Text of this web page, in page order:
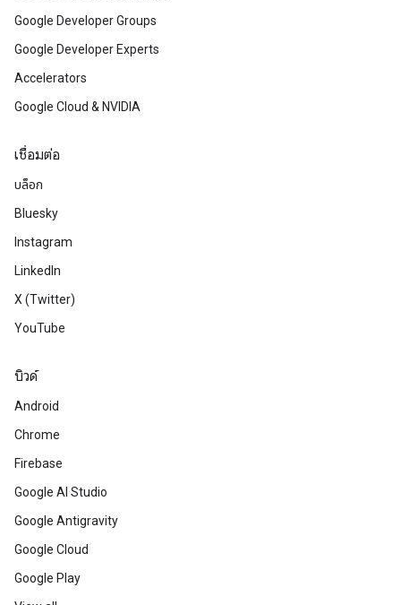
Google Developer Groups
Google Developer Experts
Accelerators
Google Cloud & NVIDIA
เชื่อมต่อ
บล็อก
Bluesky
Instagram
LinkedIn
X (Twitter)
YouTube
บิวด์
Android
Chrome
Firebase
Google AI Studio
Google Antigravity
Google Cloud
Google Play